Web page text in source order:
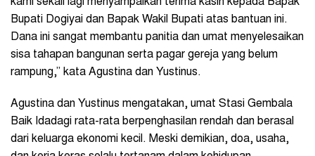
Bupati Dogiyai dan Bapak Wakil Bupati atas bantuan ini.
Dana ini sangat membantu panitia dan umat menyelesaikan
sisa tahapan bangunan serta pagar gereja yang belum
rampung,” kata Agustina dan Yustinus.
Agustina dan Yustinus mengatakan, umat Stasi Gembala
Baik Idadagi rata-rata berpenghasilan rendah dan berasal
dari keluarga ekonomi kecil. Meski demikian, doa, usaha,